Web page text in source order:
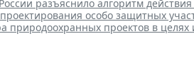
разъяснило алгоритм
особо защитных
природоохранных проектов в